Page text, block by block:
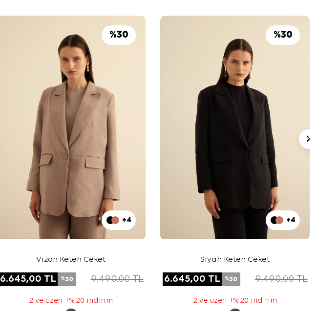
%30
+4
Vizon Keten Ceket
6.645,00 TL %30 9.490,00TL
2 ve üzeri +% 20 indirim
%30
+4
Siyah Keten Ceket
6.645,00 TL %30 9.490,00TL
2 ve üzeri +% 20 indirim